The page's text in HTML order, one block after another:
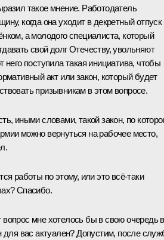
такое мнение. Работодатель
когда она уходит в декретный отпуск
а молодого специалиста, который
свой долг Отечеству, увольняют
него поступила такая инициатива, чтобы
акт или закон, который будет
призывникам в этом вопросе.
иными словами, такой закон, по
можно вернуться на рабочее место,
работы по этому, или это всё‑таки
Спасибо.
вопрос мне хотелось бы в свою очередь
для вас актуален? Допустим, после